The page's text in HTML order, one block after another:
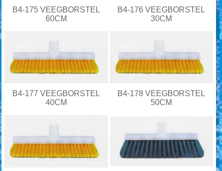
B4-175 VEEGBORSTEL
60CM
B4-176 VEEGBORSTEL
30CM
B4-177 VEEGBORSTEL
40CM
B4-178 VEEGBORSTEL
50CM